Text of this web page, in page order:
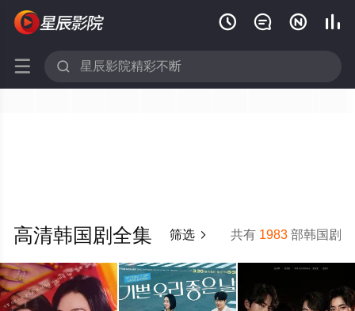
   
 
共有 1983 部韩国剧
高清韩国剧全集 筛选 